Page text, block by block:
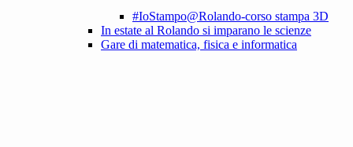
#IoStampo@Rolando-corso stampa 3D
In estate al Rolando si imparano le scienze
Gare di matematica, fisica e informatica